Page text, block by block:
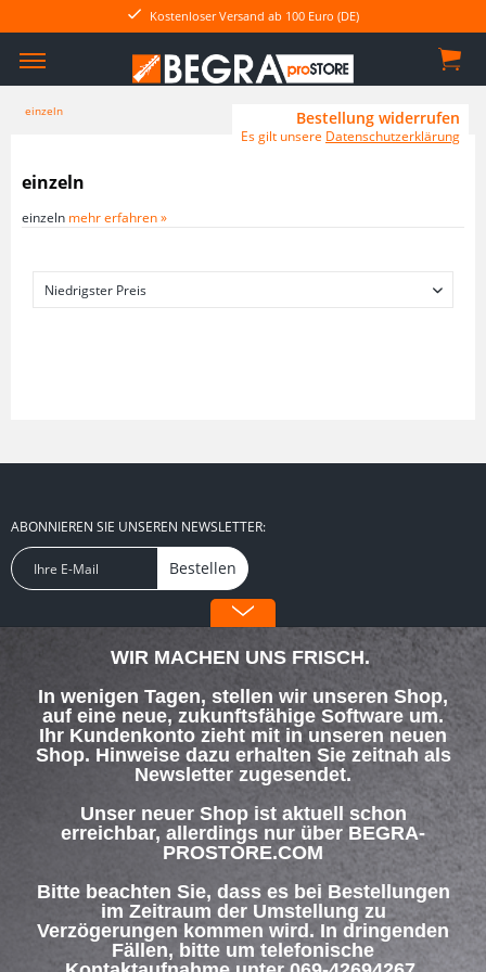
Kostenloser Versand ab 100 Euro (DE)
einzeln
einzeln
einzeln mehr erfahren »
ABONNIEREN SIE UNSEREN NEWSLETTER:
Bestellen
FOLGEN SIE UNS:
WIR MACHEN UNS FRISCH.
In wenigen Tagen, stellen wir unseren Shop,
auf eine neue, zukunftsfähige Software um.
Ihr Kundenkonto zieht mit in unseren neuen
Shop. Hinweise dazu erhalten Sie zeitnah als
Newsletter zugesendet.
Unser neuer Shop ist aktuell schon
erreichbar, allerdings nur über BEGRA-
PROSTORE.COM
Bitte beachten Sie, dass es bei Bestellungen
im Zeitraum der Umstellung zu
Verzögerungen kommen wird. In dringenden
Fällen, bitte um telefonische
SERVICE HOTLINE
SHOP SERVICE
ZAHLUNG & VERSAND
Über uns Hilfe / Support Kontakt Versand und Zahlungsbedingungen
Bestellung widerrufen
Es gilt unsere Datenschutzerklärung